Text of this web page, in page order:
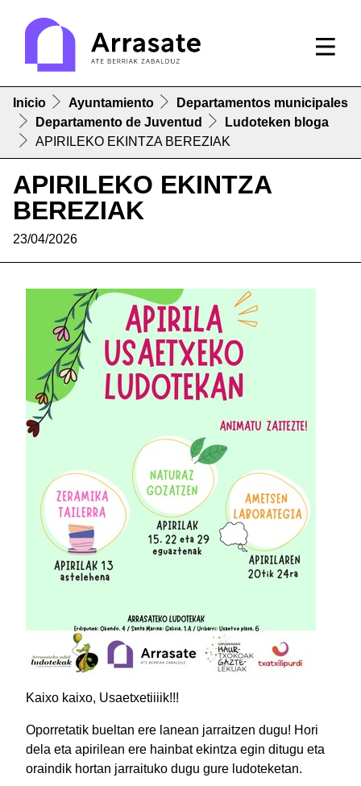
Inicio Ayuntamiento
Departamentos municipales
Departamento de Juventud
Ludoteken bloga
APIRILEKO EKINTZA BEREZIAK
APIRILEKO EKINTZA
BEREZIAK
23/04/2026
Kaixo kaixo, Usaetxetiiiik!!!
Oporretatik bueltan ere lanean jarraitzen dugu! Hori
dela eta apirilean ere hainbat ekintza egin ditugu eta
oraindik hortan jarraituko dugu gure ludoteketan.